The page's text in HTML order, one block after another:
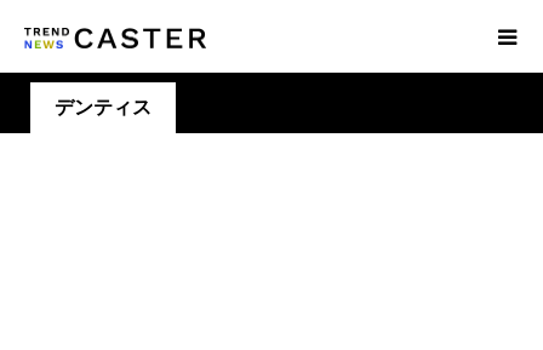
デンティス